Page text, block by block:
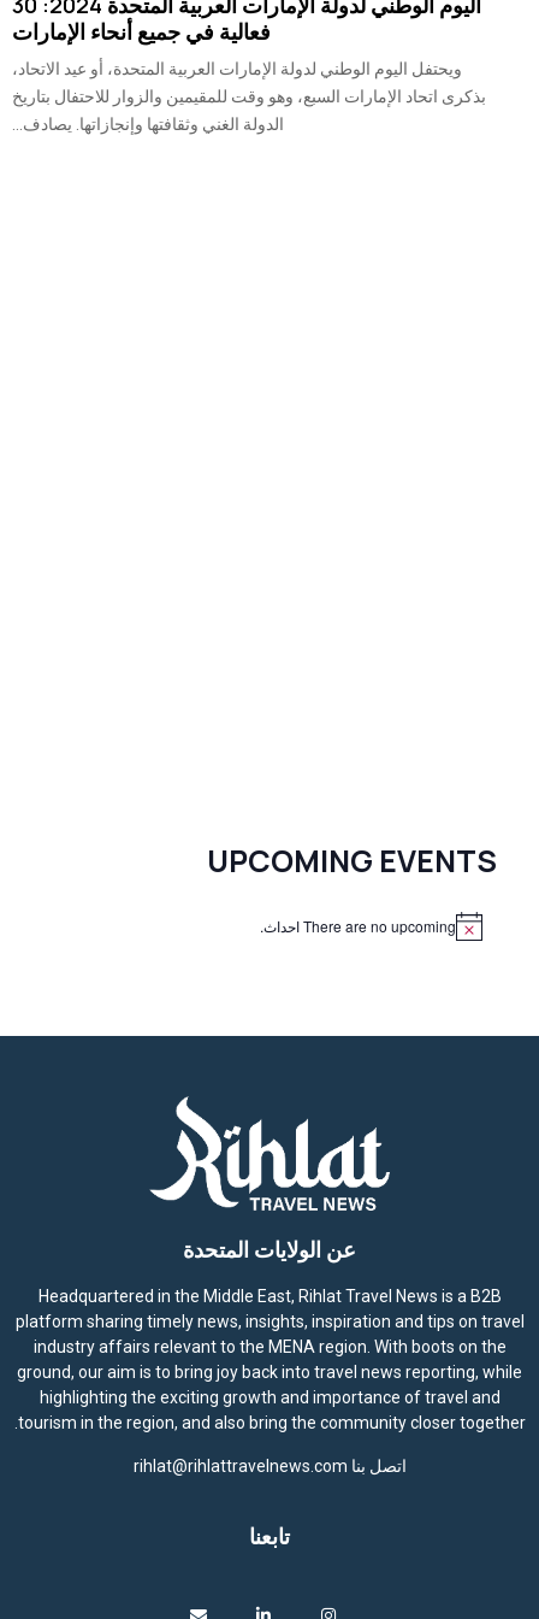
فعالية في جميع أنحاء الإمارات
ويحتفل اليوم الوطني لدولة الإمارات العربية المتحدة، أو عيد الاتحاد،
بذكرى اتحاد الإمارات السبع، وهو وقت للمقيمين والزوار للاحتفال بتاريخ
الدولة الغني وثقافتها وإنجازاتها. يصادف...
UPCOMING EVENTS
There are no upcoming احداث.
عن الولايات المتحدة
Headquartered in the Middle East, Rihlat Travel News is a B2B
platform sharing timely news, insights, inspiration and tips on travel
industry affairs relevant to the MENA region. With boots on the
ground, our aim is to bring joy back into travel news reporting, while
highlighting the exciting growth and importance of travel and
tourism in the region, and also bring the community closer together.
اتصل بنا rihlat@rihlattravelnews.com
تابعنا